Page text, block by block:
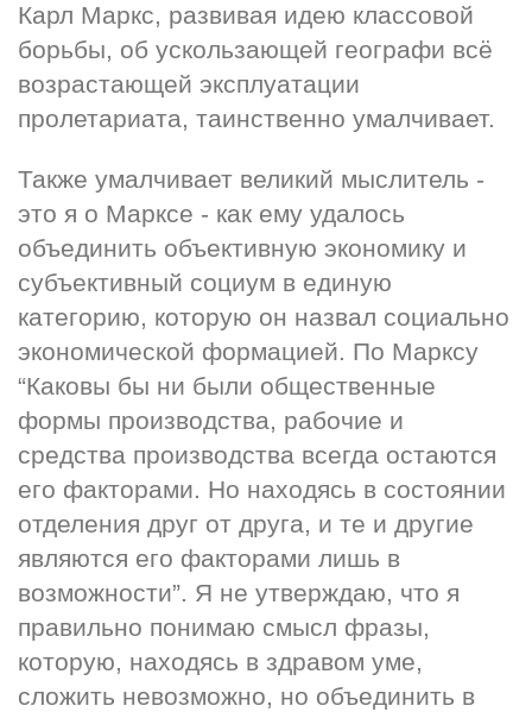
Карл Маркс, развивая идею классовой
борьбы, об ускользающей географи всё
возрастающей эксплуатации
пролетариата, таинственно умалчивает.
Также умалчивает великий мыслитель -
это я о Марксе - как ему удалось
объединить объективную экономику и
субъективный социум в единую
категорию, которую он назвал социально
экономической формацией. По Марксу
“Каковы бы ни были общественные
формы производства, рабочие и
средства производства всегда остаются
его факторами. Но находясь в состоянии
отделения друг от друга, и те и другие
являются его факторами лишь в
возможности”. Я не утверждаю, что я
правильно понимаю смысл фразы,
которую, находясь в здравом уме,
сложить невозможно, но объединить в